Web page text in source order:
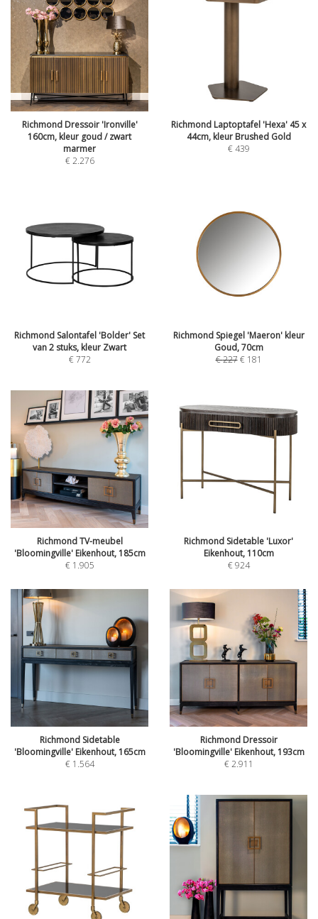
Richmond Dressoir 'Ironville'
160cm, kleur goud / zwart
marmer
€2.276
Richmond Laptoptafel 'Hexa' 45 x
44cm, kleur Brushed Gold
€439
Richmond Salontafel 'Bolder' Set
van 2 stuks, kleur Zwart
€772
Richmond Spiegel 'Maeron' kleur
Goud, 70cm
€227 € 181
Richmond TV-meubel
'Bloomingville' Eikenhout, 185cm
€ 1.905
Richmond Sidetable 'Luxor'
Eikenhout, 110cm
€924
Richmond Sidetable
'Bloomingville' Eikenhout, 165cm
€ 1.564
Richmond Dressoir
'Bloomingville' Eikenhout, 193cm
€2.911